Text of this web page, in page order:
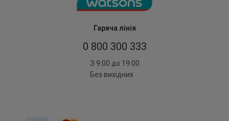
Гаряча лінія
0 800 300 333
З 9:00 до 19:00
Без вихідних